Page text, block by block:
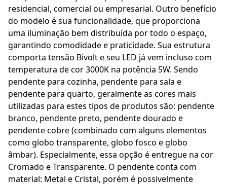
residencial, comercial ou empresarial. Outro benefício
do modelo é sua funcionalidade, que proporciona
uma iluminação bem distribuída por todo o espaço,
garantindo comodidade e praticidade. Sua estrutura
comporta tensão Bivolt e seu LED já vem incluso com
temperatura de cor 3000K na potência 5W. Sendo
pendente para cozinha, pendente para sala e
pendente para quarto, geralmente as cores mais
utilizadas para estes tipos de produtos são: pendente
branco, pendente preto, pendente dourado e
pendente cobre (combinado com alguns elementos
como globo transparente, globo fosco e globo
âmbar). Especialmente, essa opção é entregue na cor
Cromado e Transparente. O pendente conta com
material: Metal e Cristal, porém é possivelmente